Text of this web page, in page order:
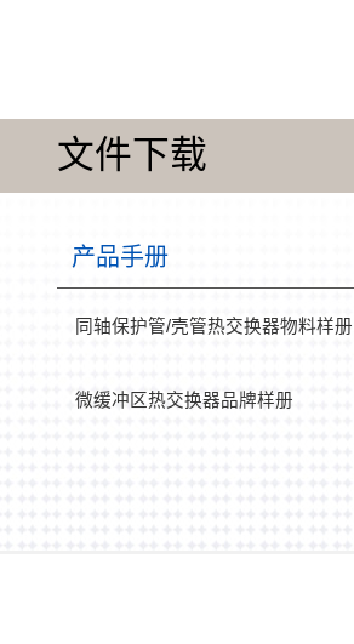
文件下载
产品手册
同轴保护管/壳管热交换器物料样册
微缓冲区热交换器品牌样册